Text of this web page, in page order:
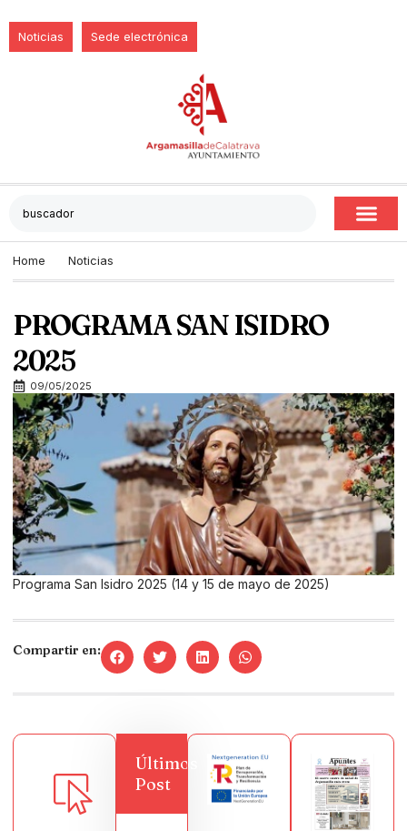
Noticias Sede electrónica
Home Noticias
PROGRAMA SAN ISIDRO
2025
09/05/2025
Programa San Isidro 2025 (14 y 15 de mayo de 2025)
Compartir en:
Últimos
Post